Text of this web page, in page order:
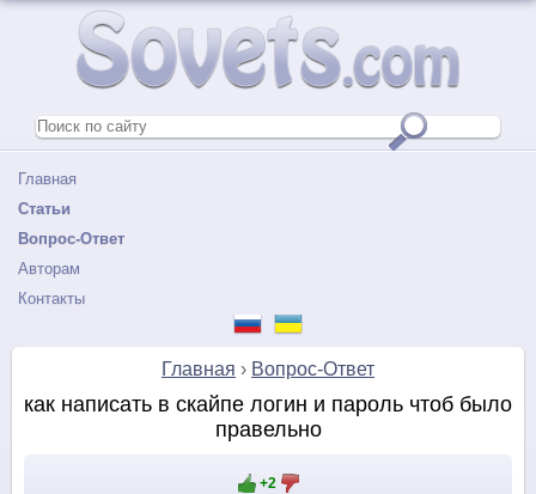
Главная
Статьи
Вопрос-Ответ
Авторам
Контакты
Главная › Вопрос-Ответ
как написать в скайпе логин и пароль чтоб было
правельно
+2